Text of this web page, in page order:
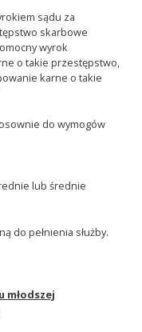
sądu za
skarbowe
wyrok
o takie przestępstwo,
karne o takie
do wymogów
lub średnie
do pełnienia służby.
młodszej